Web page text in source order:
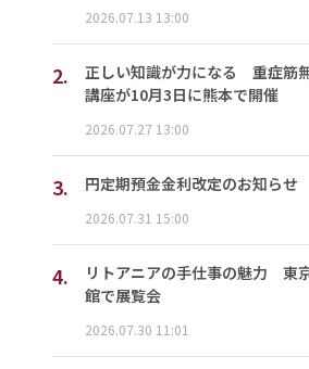
2026.07.13 13:00
2.
正しい知識が力になる 重症筋
講座が10月3日に熊本で開催
2026.07.27 13:00
3. 円定期預金金利改定のお知らせ
2026.07.31 15:00
4.
リトアニアの手仕事の魅力 東
館で展覧会
2026.07.30 11:01